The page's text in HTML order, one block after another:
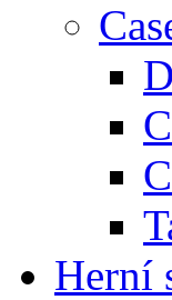
Herní